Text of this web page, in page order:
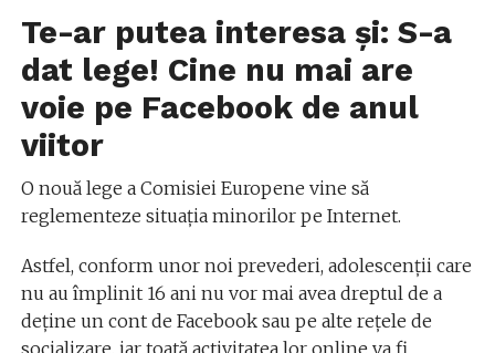
Te-ar putea interesa și: S-a
dat lege! Cine nu mai are
voie pe Facebook de anul
viitor
O nouă lege a Comisiei Europene vine să
reglementeze situația minorilor pe Internet.
Astfel, conform unor noi prevederi, adolescenții care
nu au împlinit 16 ani nu vor mai avea dreptul de a
deține un cont de Facebook sau pe alte rețele de